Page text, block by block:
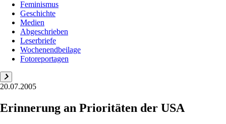
Feminismus
Geschichte
Medien
Abgeschrieben
Leserbriefe
Wochenendbeilage
Fotoreportagen
20.07.2005
Erinnerung an Prioritäten der USA